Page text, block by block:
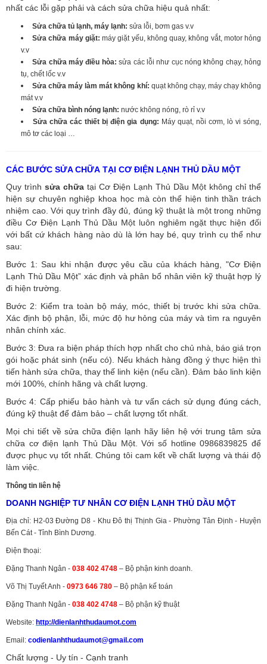
nhất các lỗi gặp phải và cách sửa chữa hiệu quả nhất:
Sửa chữa tủ lạnh, máy lạnh: sửa lỗi, bơm gas v.v
Sửa chữa máy giặt:máy giặt yếu, không quay, không vắt, motor hỏng
v.v
Sửa chữa máy điều hòa: sửa các lỗi như cục nóng không chạy, hỏng
tụ, chết lốc v.v
Sửa chữa máy làm mát không khí: quạt không chạy, máy chạy không
mát v.v
Sửa chữa bình nóng lạnh: nước không nóng, rò rỉ v.v
Sửa chữa các thiết bị điện gia dụng: Máy quạt, nồi cơm, lò vi sóng,
mô tơ các loại …
CÁC BƯỚC SỬA CHỮA TẠI CƠ ĐIỆN LẠNH THỦ DẦU MỘT
Quy trình sửa chữa tại Cơ Điện Lạnh Thủ Dầu Một không chỉ thể
hiện sự chuyên nghiệp khoa học mà còn thể hiện tinh thần trách
nhiệm cao. Với quy trình đầy đủ, đúng kỹ thuật là một trong những
điều Cơ Điện Lạnh Thủ Dầu Một luôn nghiêm ngặt thực hiện đối
với bất cứ khách hàng nào dù là lớn hay bé, quy trình cụ thể như
sau:
Bước 1: Sau khi nhận được yêu cầu của khách hàng, "Cơ Điện
Lạnh Thủ Dầu Một” xác định và phân bổ nhân viên kỹ thuật hợp lý
đi hiện trường.
Bước 2: Kiểm tra toàn bộ máy, móc, thiết bị trước khi sửa chữa.
Xác định bộ phận, lỗi, mức độ hư hỏng của máy và tìm ra nguyên
nhân chính xác.
Bước 3: Đưa ra biện pháp thích hợp nhất cho chủ nhà, báo giá trọn
gói hoặc phát sinh (nếu có). Nếu khách hàng đồng ý thực hiện thì
tiến hành sửa chữa, thay thế linh kiện (nếu cần). Đảm bảo linh kiện
mới 100%, chính hãng và chất lượng.
Bước 4: Cấp phiếu bảo hành và tư vấn cách sử dụng đúng cách,
đúng kỹ thuật để đảm bảo – chất lượng tốt nhất.
Mọi chi tiết về sửa chữa điện lạnh hãy liên hệ với trung tâm sửa
chữa cơ điện lạnh Thủ Dầu Một. Với số hotline 0986839825 để
được phục vụ tốt nhất. Chúng tôi cam kết về chất lượng và thái độ
làm việc.
Thông tin liên hệ
DOANH NGHIỆP TƯ NHÂN CƠ ĐIỆN LẠNH THỦ DẦU MỘT
Địa chỉ: H2-03 Đường D8 - Khu Đô thị Thịnh Gia - Phường Tân Định - Huyện
Bến Cát - Tỉnh Bình Dương.
Điện thoại:
Đặng Thanh Ngân - 038 402 4748 – Bộ phận kinh doanh.
Võ Thị Tuyết Anh - 0973 646 780 – Bộ phận kế toán
Đặng Thanh Ngân - 038 402 4748 – Bộ phận kỹ thuật
Website: http://dienlanhthudaumot.com
Email: codienlanhthudaumot@gmail.com
Chất lượng - Uy tín - Cạnh tranh